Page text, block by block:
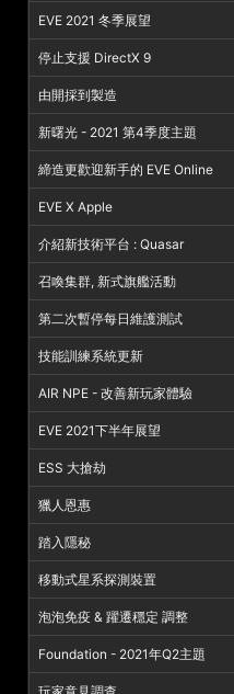
EVE 2021 冬季展望
停止支援 DirectX 9
由開採到製造
新曙光 - 2021 第4季度主題
締造更歡迎新手的 EVE Online
EVE X Apple
介紹新技術平台 : Quasar
召喚集群, 新式旗艦活動
第二次暫停每日維護測試
技能訓練系統更新
AIR NPE - 改善新玩家體驗
EVE 2021下半年展望
ESS 大搶劫
獵人恩惠
踏入隱秘
移動式星系探測裝置
泡泡免疫 & 躍遷穩定 調整
Foundation - 2021年Q2主題